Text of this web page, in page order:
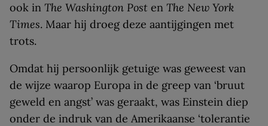
ook in The Washington Post en The New York
Times. Maar hij droeg deze aantijgingen met
trots.
Omdat hij persoonlijk getuige was geweest van
de wijze waarop Europa in de greep van ‘bruut
geweld en angst’ was geraakt, was Einstein diep
onder de indruk van de Amerikaanse ‘tolerantie